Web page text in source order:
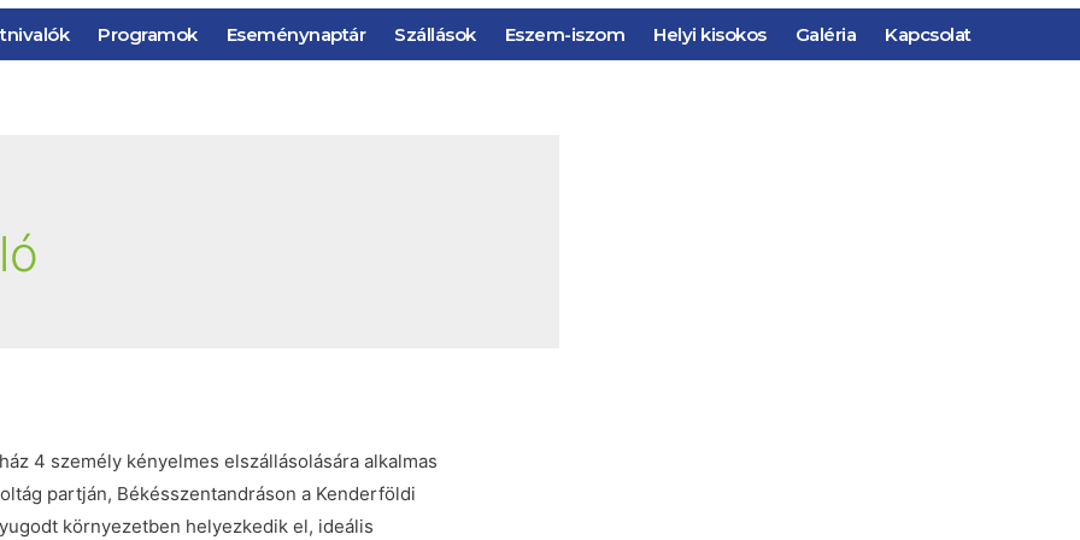
Programok Eseménynaptár Szállások Eszem-iszom Helyi kisokos Galéria Kapcsolat
4 személy kényelmes elszállásolására alkalmas
partján, Békésszentandráson a Kenderföldi
környezetben helyezkedik el, ideális